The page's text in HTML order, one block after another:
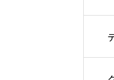
CRM・AI自動